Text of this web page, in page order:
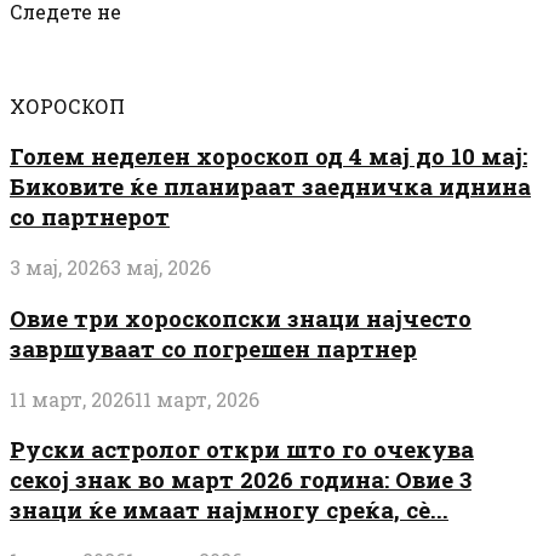
Следете не
ХОРОСКОП
Голем неделен хороскоп од 4 мај до 10 мај:
Биковите ќе планираат заедничка иднина
со партнерот
3 мај, 20263 мај, 2026
Овие три хороскопски знаци најчесто
завршуваат со погрешен партнер
11 март, 202611 март, 2026
Руски астролог откри што го очекува
секој знак во март 2026 година: Овие 3
знаци ќе имаат најмногу среќа, сè...